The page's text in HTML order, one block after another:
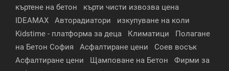
къртене на бетон
кърти чисти извозва цена
IDEAMAX
Авторадиатори
изкупуване на коли
Kidstime - платформа за деца
Климатици
Полагане
на Бетон София
Асфалтиране цени
Соев восък
Асфалтиране цени
Щамповане на Бетон
Фирми за